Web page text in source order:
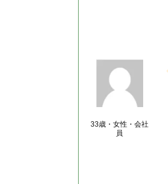
33歳・女性・会社
員